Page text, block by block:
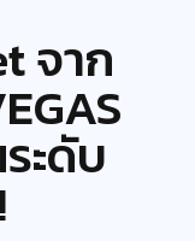
จาก
ะดับ